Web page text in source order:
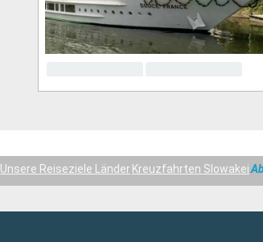
Unsere Reiseziele Länder Kreuzfahrten Slowakei